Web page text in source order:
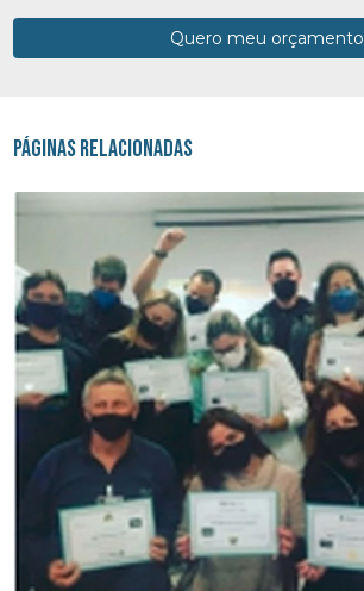
Quero meu orçamento
Páginas Relacionadas